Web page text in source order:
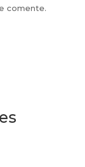
comente.